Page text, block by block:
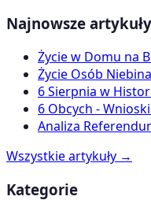
Najnowsze artykuły
Życie w Domu na
Życie Osób
6 Sierpnia w
6 Obcych -
Analiza
Wszystkie artykuły →
Kategorie